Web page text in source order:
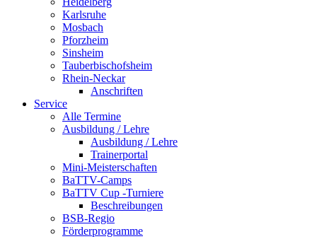
Karlsruhe
Mosbach
Pforzheim
Sinsheim
Tauberbischofsheim
Rhein-Neckar
Anschriften
Service
Alle Termine
Ausbildung / Lehre
Ausbildung / Lehre
Trainerportal
Mini-Meisterschaften
BaTTV-Camps
BaTTV Cup -Turniere
Beschreibungen
BSB-Regio
Förderprogramme